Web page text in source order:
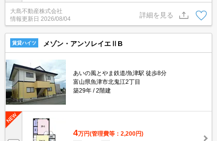
ニ近く、買物に便利！
大島不動産株式会社
情報更新日 2026/08/04
詳細を見る
賃貸ハイツ メゾン・アンソレイエⅡB
あいの風とやま鉄道/魚津駅 徒歩8分
富山県魚津市北鬼江2丁目
築29年
2階建
4万円(管理費等：2,200円)